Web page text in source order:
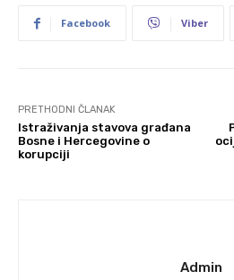
Facebook Viber
PRETHODNI ČLANAK
Istraživanja stavova građana
Bosne i Hercegovine o
korupciji
Admin